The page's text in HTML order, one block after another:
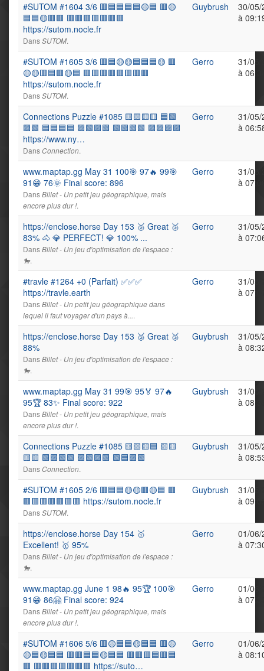
#SUTOM #1604 3/6 🟥🟦🟦🟦🟦🟡🟦 🟥🟡
🟦🟦🟡🟥🟥 🟥🟥🟥🟥🟥🟥🟥
https://sutom.nocle.fr
DansSUTOM.
Guybrush
30/05/
à
#SUTOM #1605 3/6 🟥🟦🟡🟡🟦🟦🟦🟡 🟥
🟡🟡🟥🟦🟥🟡🟦 🟥🟥🟥🟥🟥🟥🟥🟥
https://sutom.nocle.fr
DansSUTOM.
Gerro
31/05/
à
Connections Puzzle #1085 🟨🟨🟨🟨 🟦🟩
🟪🟩 🟦🟦🟦🟦 🟪🟩🟪🟩 🟩🟩🟩🟩 🟪🟪🟪🟪
https://www.ny…
DansConnection.
Gerro
31/05/
à
www.maptap.gg May 31 100🎯 97🔥 99🎯
91😁 76🌞 Final score: 896
DansBillet - Un petit jeu géographique, mais
encore plus dur !.
Gerro
31/05/
à
https://enclose.horse Day 153 🥈 Great 🥈
83% 🐴 💎 PERFECT! 💎 100% ...
DansBillet - Un jeu d'optimisation de l'espace :
🐎.
Gerro
31/05/
à
#travle #1264 +0 (Parfait) ✅✅✅
https://travle.earth
DansBillet - Un petit jeu géographique dans
lequel il faut voyager d'un pays à....
Gerro
31/05/
à
https://enclose.horse Day 153 🥈 Great 🥈
88%
DansBillet - Un jeu d'optimisation de l'espace :
🐎.
Guybrush
31/05/
à
www.maptap.gg May 31 99🎯 95🏅 97🔥
95🏆 83✨ Final score: 922
DansBillet - Un petit jeu géographique, mais
encore plus dur !.
Guybrush
31/05/
à
Connections Puzzle #1085 🟨🟨🟨🟦 🟨🟨
🟨🟨 🟩🟪🟩🟩 🟪🟩🟪🟩 🟩🟦🟪🟩
DansConnection.
Guybrush
31/05/
à
#SUTOM #1605 2/6 🟥🟦🟦🟡🟡🟥🟡🟦 🟥
🟥🟥🟥🟥🟥🟥🟥 https://sutom.nocle.fr
DansSUTOM.
Guybrush
31/05/
à
https://enclose.horse Day 154 🥇
Excellent! 🥇 95%
DansBillet - Un jeu d'optimisation de l'espace :
🐎.
Gerro
01/06/
à
www.maptap.gg June 1 98🔥 95🏆 100🎯
91😁 86🤗 Final score: 924
DansBillet - Un petit jeu géographique, mais
encore plus dur !.
Gerro
01/06/
à
#SUTOM #1606 5/6 🟥🟡🟦🟦🟡🟦🟦 🟥🟡
🟡🟦🟡🟦🟦 🟥🟥🟦🟦🟡🟦🟦 🟥🟥🟥🟦🟥🟦
🟥 🟥🟥🟥🟥🟥🟥🟥 https://suto…
Gerro
01/06/
à